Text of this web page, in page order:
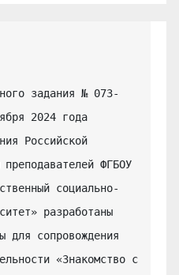
задания № 073-
2024 года
Российской
ФГБОУ
социально-
разработаны
для сопровождения
«Знакомство с